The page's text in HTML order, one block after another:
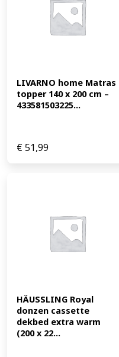
LIVARNO home Matras
topper 140 x 200 cm –
433581503225...
€51,99
HÄUSSLING Royal
donzen cassette
dekbed extra warm
(200 x 22...